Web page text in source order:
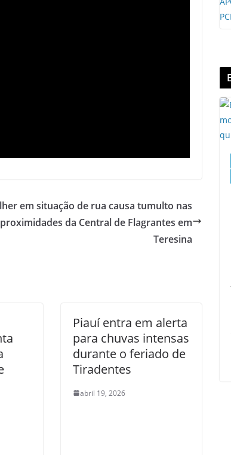
em situação de rua causa tumulto nas
proximidades da Central de Flagrantes em
Teresina
Piauí entra em alerta
para chuvas intensas
durante o feriado de
Tiradentes
abril 19, 2026